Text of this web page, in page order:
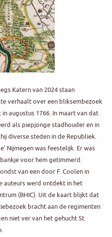
Katern van 2024 staan
verhaalt over een bliksembezoek
augustus 1766. In maart van dat
als piepjonge stadhouder en in
diverse steden in de Republiek.
Nijmegen was feestelijk. Er was
voor hem getimmerd.
van een door F. Coolen in
auteurs werd ontdekt in het
(BHIC). Uit de kaart blijkt dat
bracht aan de regimenten
niet ver van het gehucht St.